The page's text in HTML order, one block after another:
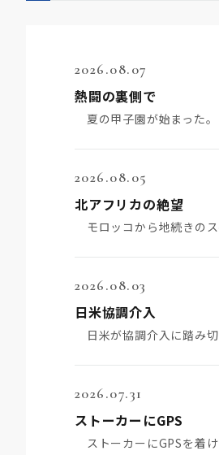
2026.08.07
熱闘の裏側で
2026.08.05
北アフリカの絶望
2026.08.03
日米協調介入
2026.07.31
ストーカーにGPS